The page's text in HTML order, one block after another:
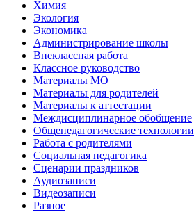
Химия
Экология
Экономика
Администрирование школы
Внеклассная работа
Классное руководство
Материалы МО
Материалы для родителей
Материалы к аттестации
Междисциплинарное обобщение
Общепедагогические технологии
Работа с родителями
Социальная педагогика
Сценарии праздников
Аудиозаписи
Видеозаписи
Разное